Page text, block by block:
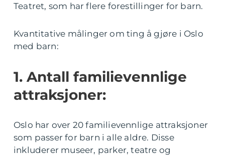
Teatret, som har flere forestillinger for barn.
Kvantitative målinger om ting å gjøre i Oslo
med barn:
1. Antall familievennlige
attraksjoner:
Oslo har over 20 familievennlige attraksjoner
som passer for barn i alle aldre. Disse
inkluderer museer, parker, teatre og